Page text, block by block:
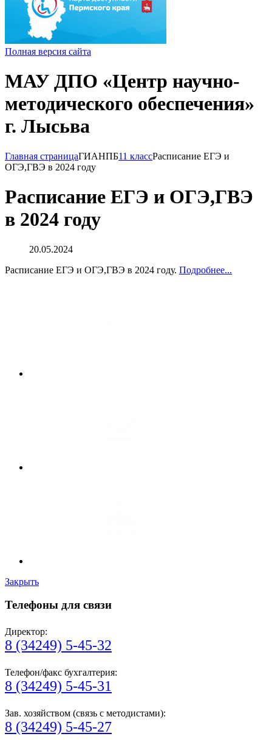
Полная версия сайта
МАУ ДПО «Центр научно-
методического обеспечения»
г. Лысьва
Главная страницаГИАНПБ11 классРасписание ЕГЭ и
ОГЭ,ГВЭ в 2024 году
Расписание ЕГЭ и ОГЭ,ГВЭ
в 2024 году
20.05.2024
Расписание ЕГЭ и ОГЭ,ГВЭ в 2024 году. Подробнее...
Закрыть
Телефоны для связи
Директор:
8 (34249) 5-45-32
Телефон/факс бухгалтерия:
8 (34249) 5-45-31
Зав. хозяйством (связь с методистами):
8 (34249) 5-45-27